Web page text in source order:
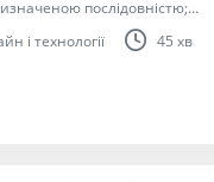
послідовністю;
дотримується
вчителя; Мета:
і технології 45 хв